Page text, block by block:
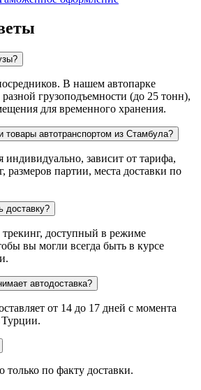
В нашем автопарке
грузоподъемности (до 25 тонн),
для временного хранения.
товары автотранспортом из Стамбула?
индивидуально, зависит от тарифа,
размеров партии, места доставки по
доставку?
доступный в режиме
вы могли всегда быть в курсе
автодоставка?
от 14 до 17 дней с момента
Турции.
только по факту доставки.